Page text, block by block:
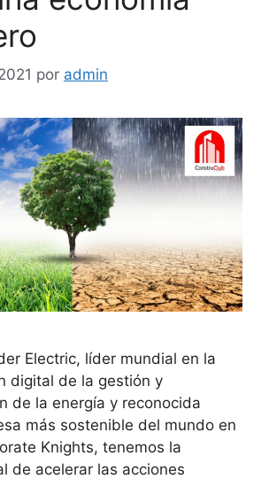
por admin
Electric, líder mundial en la
digital de la gestión y
de la energía y reconocida
más sostenible del mundo en
Knights, tenemos la
de acelerar las acciones